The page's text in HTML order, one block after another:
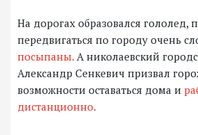
На дорогах образовался гололед,
передвигаться по городу очень
посыпаны. А николаевский
Александр Сенкевич призвал
возможности оставаться дома и
дистанционно.